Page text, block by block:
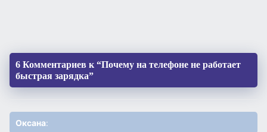
6 Комментариев к “Почему на телефоне не работает
быстрая зарядка”
Оксана: